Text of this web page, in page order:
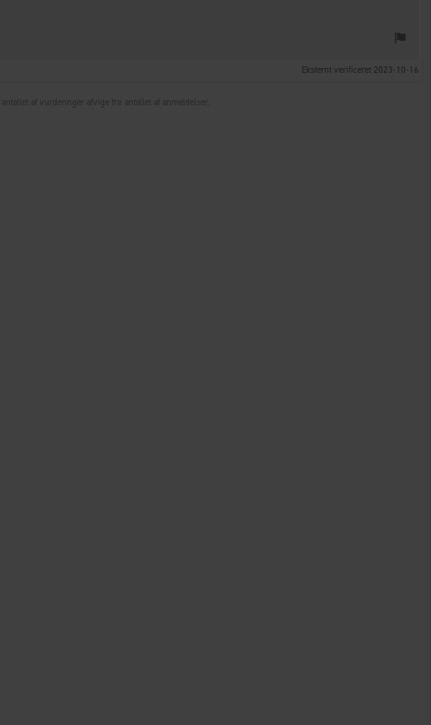
Eksternt verificeret 2023-10-16
af vurderinger afvige fra antallet af anmeldelser.